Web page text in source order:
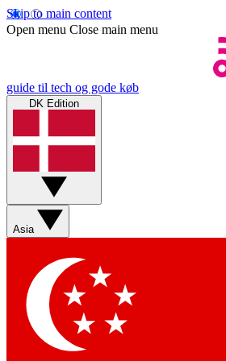
Skip to main content
Open menu Close main menu
guide til tech og gode køb
DK Edition
Asia